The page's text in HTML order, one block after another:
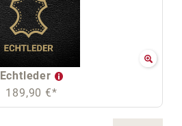
Echtleder
189,90 €*